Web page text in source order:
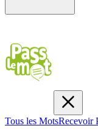
Tous les MotsRecevoir